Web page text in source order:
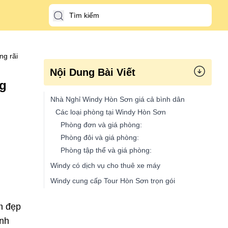
rãi
đẹp
Nội Dung Bài Viết
Nhà Nghỉ Windy Hòn Sơn giá cả bình dân
Các loại phòng tại Windy Hòn Sơn
Phòng đơn và giá phòng:
Phòng đôi và giá phòng:
Phòng tập thể và giá phòng:
Windy có dịch vụ cho thuê xe máy
Windy cung cấp Tour Hòn Sơn trọn gói